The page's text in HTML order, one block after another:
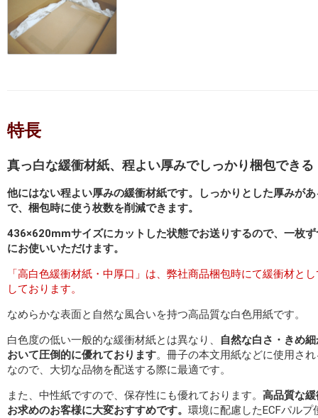
特長
真っ白な緩衝材紙、程よい厚みでしっかり梱包できる
他にはない程よい厚みの緩衝材紙です。しっかりとした厚みが
で、梱包時に使う枚数を削減できます。
436×620mmサイズにカットした状態でお送りするので、一枚
にお使いいただけます。
「高白色緩衝材紙・中厚口」は、弊社商品梱包時にて緩衝材と
しております。
なめらかな表面と自然な風合いを持つ高品質な白色用紙です。
白色度の低い一般的な緩衝材紙とは異なり、
自然な白さ・きめ
おいて圧倒的に優れております。冊子の本文用紙などに使用さ
なので、大切な品物を配送する際に最適です。
また、中性紙ですので、保存性にも優れております。 高品質な
お求めのお客様に大変おすすめです。 環境に配慮したECFパルプ